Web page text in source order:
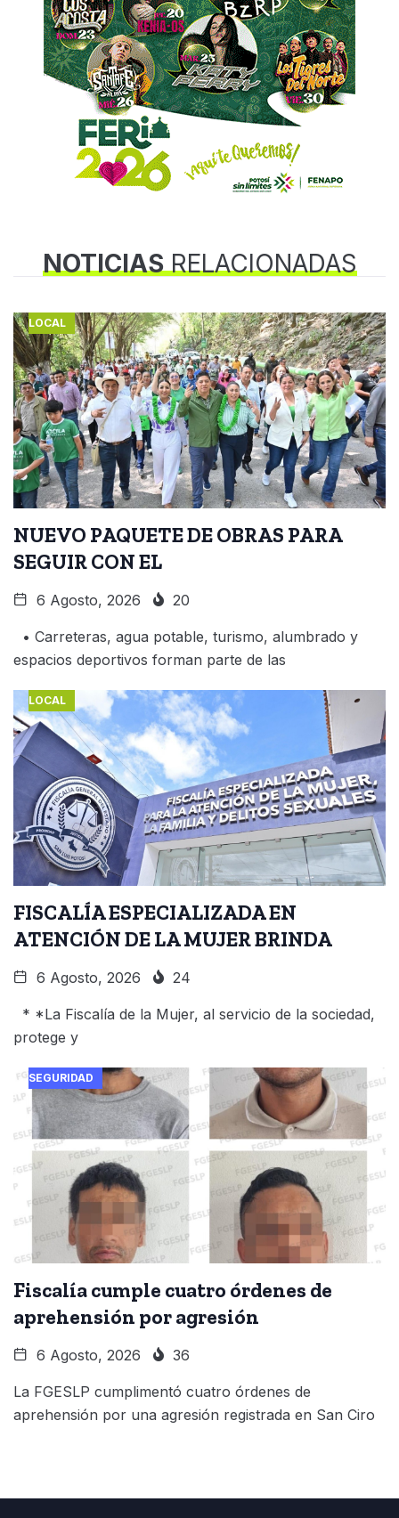
NOTICIASRELACIONADAS
LOCAL
NUEVO PAQUETE DE OBRAS PARA
SEGUIR CON EL
6 Agosto, 2026 20
• Carreteras, agua potable, turismo, alumbrado y
espacios deportivos forman parte de las
LOCAL
FISCALÍA ESPECIALIZADA EN
ATENCIÓN DE LA MUJER BRINDA
6 Agosto, 2026 24
* *La Fiscalía de la Mujer, al servicio de la sociedad,
protege y
SEGURIDAD
Fiscalía cumple cuatro órdenes de
aprehensión por agresión
6 Agosto, 2026 36
La FGESLP cumplimentó cuatro órdenes de
aprehensión por una agresión registrada en San Ciro